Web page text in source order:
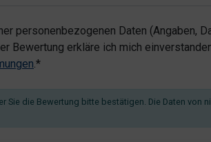
personenbezogenen Daten (Angaben,
Bewertung erkläre ich mich
.*
Sie die Bewertung bitte bestätigen. Die Daten von